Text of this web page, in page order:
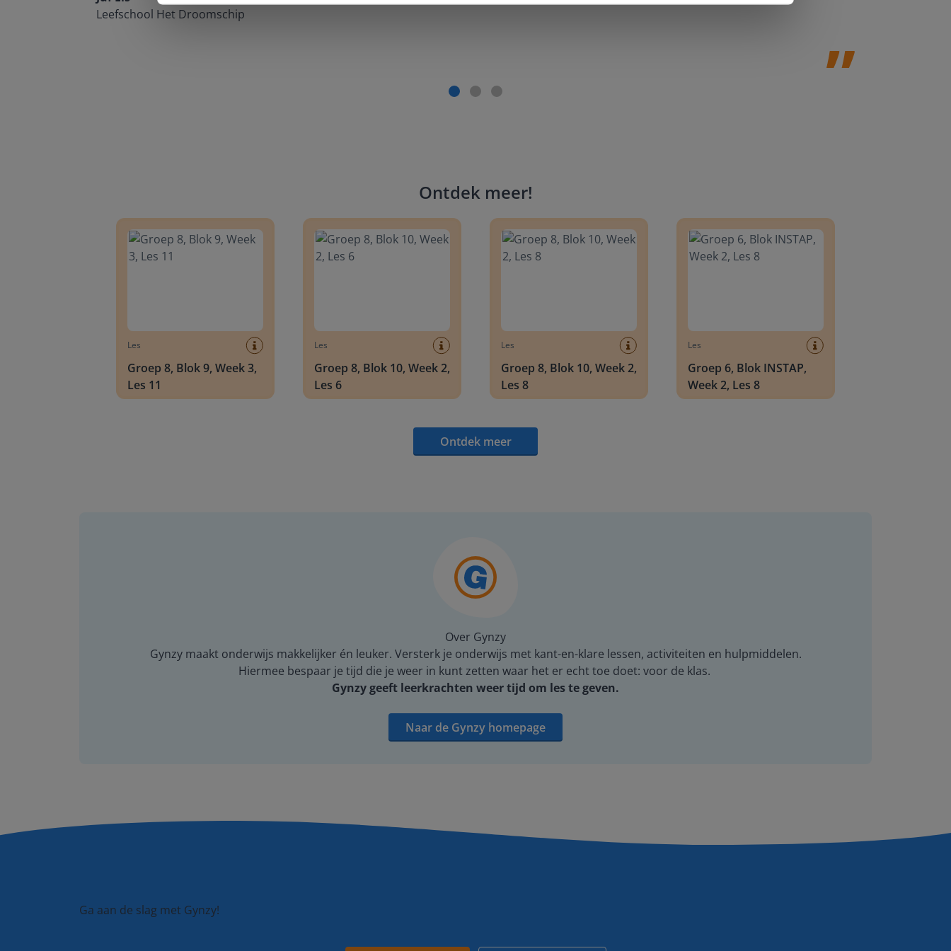
Leefschool Het Droomschip
Ontdek meer!
Les
Groep 8, Blok 9, Week 3,
Les 11
Les
Groep 8, Blok 10, Week 2,
Les 6
Les
Groep 8, Blok 10, Week 2,
Les 8
Les
Groep 6, Blok INSTAP,
Week 2, Les 8
Ontdek meer
Over Gynzy
Gynzy maakt onderwijs makkelijker én leuker. Versterk je onderwijs met kant-en-klare lessen, activiteiten en hulpmiddelen.
Hiermee bespaar je tijd die je weer in kunt zetten waar het er echt toe doet: voor de klas.
Gynzy geeft leerkrachten weer tijd om les te geven.
Naar de Gynzy homepage
Ga aan de slag met Gynzy!